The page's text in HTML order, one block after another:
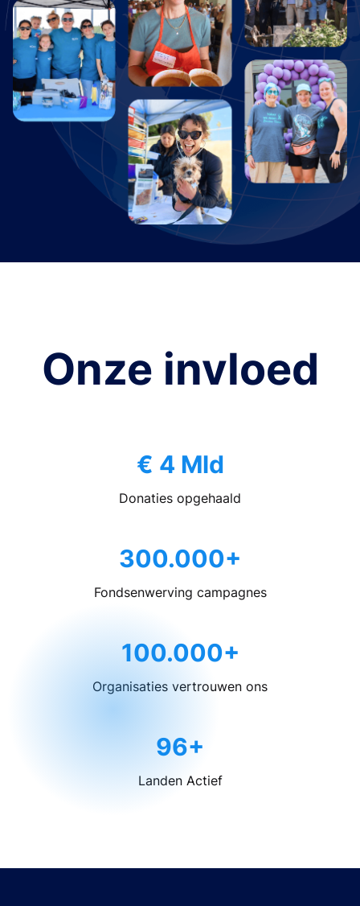
Onze invloed
€ 4 Mld
Donaties opgehaald
300.000+
Fondsenwerving campagnes
100.000+
Organisaties vertrouwen ons
96+
Landen Actief